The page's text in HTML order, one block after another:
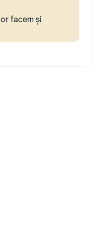
facem și